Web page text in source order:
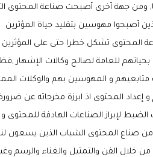
ومن جهة أخرى أصبحت صناعة المحتوى
أصبحوا مهوسين بتقليد حياة المؤثرين
المحتوى تشكل خطرا حتى على
للعامة لصالح وكالات الإشهار
و المهوسين بهم والوكلات
المحتوى اذ ابرزة مخرجاته عن
لإبراز الصناعات الهادفة للمحتوى و
صناع المحتوى الشباب الذين يسعون
من خلال الفن والتمثيل والغناء والرسم